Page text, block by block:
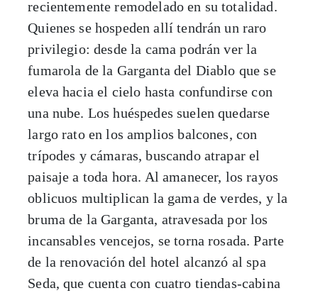
recientemente remodelado en su totalidad.
Quienes se hospeden allí tendrán un raro
privilegio: desde la cama podrán ver la
fumarola de la Garganta del Diablo que se
eleva hacia el cielo hasta confundirse con
una nube. Los huéspedes suelen quedarse
largo rato en los amplios balcones, con
trípodes y cámaras, buscando atrapar el
paisaje a toda hora. Al amanecer, los rayos
oblicuos multiplican la gama de verdes, y la
bruma de la Garganta, atravesada por los
incansables vencejos, se torna rosada. Parte
de la renovación del hotel alcanzó al spa
Seda, que cuenta con cuatro tiendas-cabina